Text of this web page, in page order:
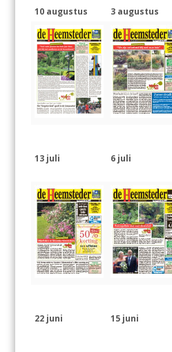
10 augustus 3 augustus
13 juli 6 juli
22 juni 15 juni